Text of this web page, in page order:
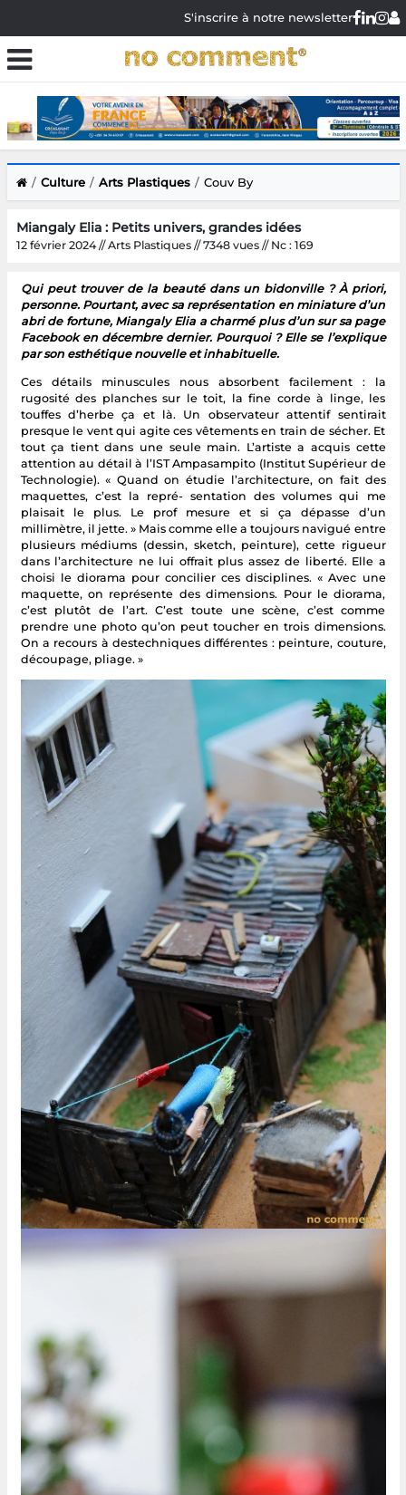
S'inscrire à notre newsletter
Culture Arts Plastiques Couv By
Miangaly Elia : Petits univers, grandes idées
12 février 2024 // Arts Plastiques // 7348 vues // Nc : 169
Qui peut trouver de la beauté dans un bidonville ? À priori,
personne. Pourtant, avec sa représentation en miniature d’un
abri de fortune, Miangaly Elia a charmé plus d’un sur sa page
Facebook en décembre dernier. Pourquoi ? Elle se l’explique
par son esthétique nouvelle et inhabituelle.
Ces détails minuscules nous absorbent facilement : la
rugosité des planches sur le toit, la fine corde à linge, les
touffes d’herbe ça et là. Un observateur attentif sentirait
presque le vent qui agite ces vêtements en train de sécher. Et
tout ça tient dans une seule main. L’artiste a acquis cette
attention au détail à l’IST Ampasampito (Institut Supérieur de
Technologie). « Quand on étudie l’architecture, on fait des
maquettes, c’est la repré- sentation des volumes qui me
plaisait le plus. Le prof mesure et si ça dépasse d’un
millimètre, il jette. » Mais comme elle a toujours navigué entre
plusieurs médiums (dessin, sketch, peinture), cette rigueur
dans l’architecture ne lui offrait plus assez de liberté. Elle a
choisi le diorama pour concilier ces disciplines. « Avec une
maquette, on représente des dimensions. Pour le diorama,
c’est plutôt de l’art. C’est toute une scène, c’est comme
prendre une photo qu’on peut toucher en trois dimensions.
On a recours à destechniques différentes : peinture, couture,
découpage, pliage. »